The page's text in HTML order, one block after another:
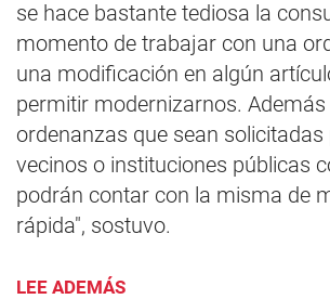
se hace bastante tediosa la
momento de trabajar con una
una modificación en algún
permitir modernizarnos. Además
ordenanzas que sean solicitadas
vecinos o instituciones públicas
podrán contar con la misma de
rápida", sostuvo.
LEE ADEMÁS